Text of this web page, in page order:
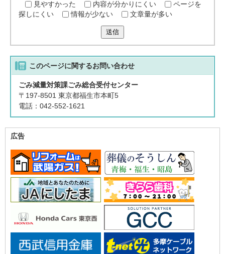
見やすかった
内容が分かりにくい
ページを
探しにくい
情報が少ない 文章量が多い
送信
このページに関するお問い合わせ
ごみ減量対策課ごみ総合受付センター
〒197-8501 東京都福生市本町5
電話：042-552-1621
広告